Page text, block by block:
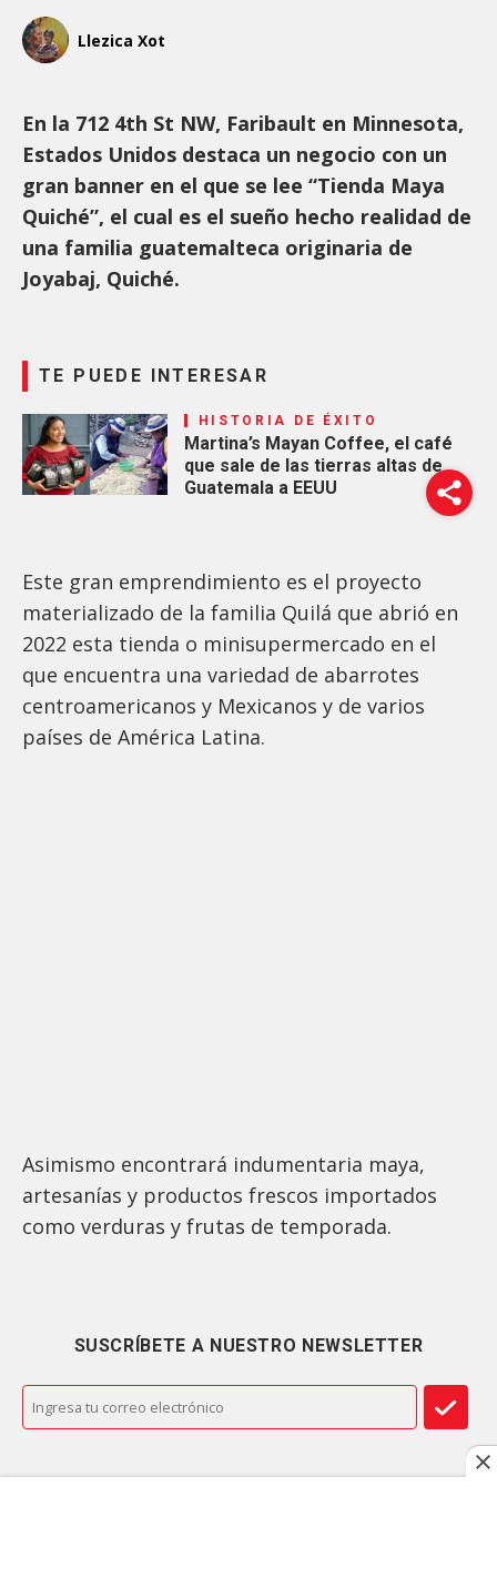
Llezica Xot
En la 712 4th St NW, Faribault en Minnesota,
Estados Unidos destaca un negocio con un
gran banner en el que se lee “Tienda Maya
Quiché”, el cual es el sueño hecho realidad de
una familia guatemalteca originaria de
Joyabaj, Quiché.
TE PUEDE INTERESAR
HISTORIA DE ÉXITO
Martina’s Mayan Coffee, el café
que sale de las tierras altas de
Guatemala a EEUU
Este gran emprendimiento es el proyecto
materializado de la familia Quilá que abrió en
2022 esta tienda o minisupermercado en el
que encuentra una variedad de abarrotes
centroamericanos y Mexicanos y de varios
países de América Latina.
Asimismo encontrará indumentaria maya,
artesanías y productos frescos importados
como verduras y frutas de temporada.
SUSCRÍBETE A NUESTRO NEWSLETTER